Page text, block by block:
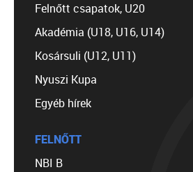
Felnőtt csapatok, U20
Akadémia (U18, U16, U14)
Kosársuli (U12, U11)
Nyuszi Kupa
Egyéb hírek
FELNŐTT
NBI B